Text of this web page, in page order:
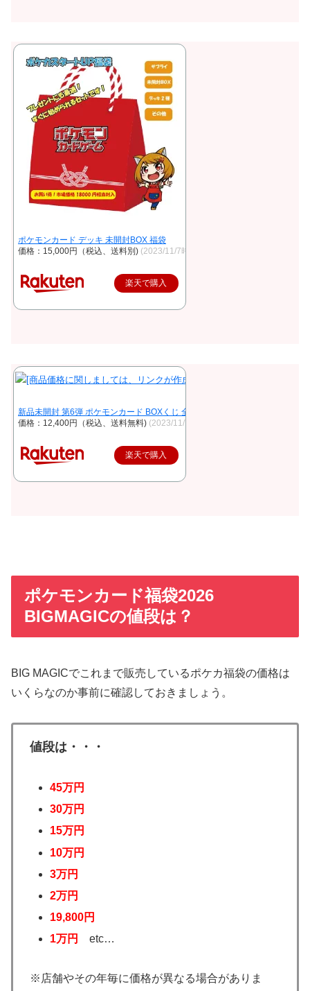
ポケモンカード デッキ 未開封BOX 福袋
価格：15,000円（税込、送料別) (2023/11/7時点)
楽天で購入
新品未開封 第6弾 ポケモンカード BOXくじ 全200口 未開封シュリンク付き
価格：12,400円（税込、送料無料) (2023/11/7時点)
楽天で購入
ポケモンカード福袋2026
BIGMAGICの値段は？
BIG MAGICでこれまで販売しているポケカ福袋の価格は
いくらなのか事前に確認しておきましょう。
値段は・・・
45万円
30万円
15万円
10万円
3万円
2万円
19,800円
1万円etc…
※店舗やその年毎に価格が異なる場合がありま